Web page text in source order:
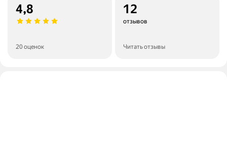
4,8
20 оценок
12
отзывов
Читать отзывы